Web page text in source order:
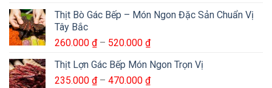
từ
đến
Thịt Bò Gác Bếp – Món Ngon Đặc Sản Chuẩn Vị
Tây Bắc
260.000 ₫ – 520.000 ₫Khoảng
từ
260.000 ₫
Thịt Lợn Gác Bếp Món Ngon Trọn Vị
235.000 ₫ – 470.000 ₫Khoảng